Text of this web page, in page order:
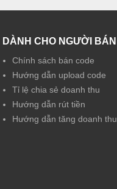
DÀNH CHO NGƯỜI BÁN
Chính sách bán code
Hướng dẫn upload code
Tỉ lệ chia sẻ doanh thu
Hướng dẫn rút tiền
Hướng dẫn tăng doanh thu